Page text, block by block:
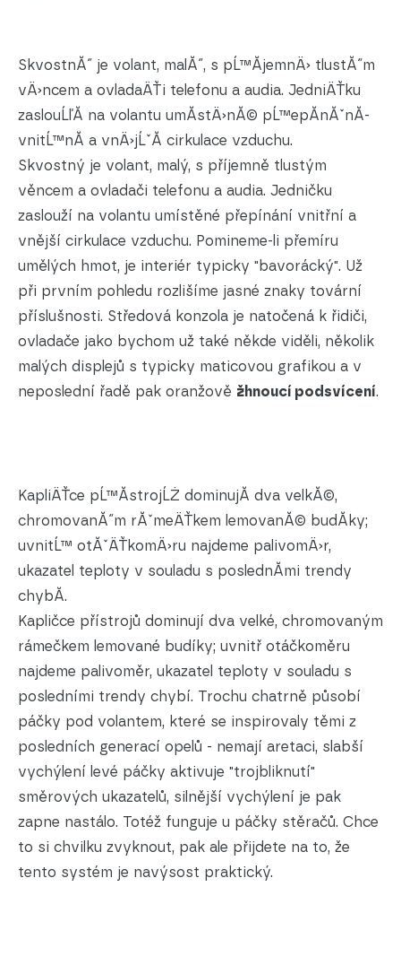
SkvostnĂ˝ je volant, malĂ˝, s pĹ™Ă­jemnÄ› tlustĂ˝m
vÄ›ncem a ovladaÄŤi telefonu a audia. JedniÄŤku
zaslouĹľĂ­ na volantu umĂ­stÄ›nĂ© pĹ™epĂ­nĂˇnĂ­
vnitĹ™nĂ­ a vnÄ›jĹˇĂ­ cirkulace vzduchu.
Skvostný je volant, malý, s příjemně tlustým
věncem a ovladači telefonu a audia. Jedničku
zaslouží na volantu umístěné přepínání vnitřní a
vnější cirkulace vzduchu. Pomineme-li přemíru
umělých hmot, je interiér typicky "bavorácký". Už
při prvním pohledu rozlišíme jasné znaky tovární
příslušnosti. Středová konzola je natočená k řidiči,
ovladače jako bychom už také někde viděli, několik
malých displejů s typicky maticovou grafikou a v
neposlední řadě pak oranžově žhnoucí podsvícení.
KapliÄŤce pĹ™Ă­strojĹŻ dominujĂ­ dva velkĂ©,
chromovanĂ˝m rĂˇmeÄŤkem lemovanĂ© budĂ­ky;
uvnitĹ™ otĂˇÄŤkomÄ›ru najdeme palivomÄ›r,
ukazatel teploty v souladu s poslednĂ­mi trendy
chybĂ­.
Kapličce přístrojů dominují dva velké, chromovaným
rámečkem lemované budíky; uvnitř otáčkoměru
najdeme palivoměr, ukazatel teploty v souladu s
posledními trendy chybí. Trochu chatrně působí
páčky pod volantem, které se inspirovaly těmi z
posledních generací opelů - nemají aretaci, slabší
vychýlení levé páčky aktivuje "trojbliknutí"
směrových ukazatelů, silnější vychýlení je pak
zapne nastálo. Totéž funguje u páčky stěračů. Chce
to si chvilku zvyknout, pak ale přijdete na to, že
tento systém je navýsost praktický.